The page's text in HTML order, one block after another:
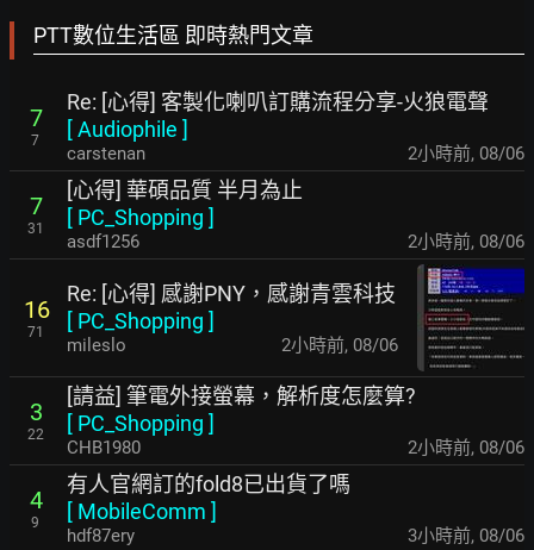
PTT數位生活區 即時熱門文章
7
7
Re: [心得] 客製化喇叭訂購流程分享-火狼電聲
[Audiophile ]
carstenan 2小時前, 08/06
7
31
[心得] 華碩品質 半月為止
[ PC_Shopping ]
asdf1256 2小時前, 08/06
16
71
Re: [心得] 感謝PNY，感謝青雲科技
[ PC_Shopping ]
mileslo 2小時前, 08/06
3
22
[請益] 筆電外接螢幕，解析度怎麼算?
[ PC_Shopping ]
CHB1980 2小時前, 08/06
4
9
有人官網訂的fold8已出貨了嗎
[ MobileComm ]
hdf87ery 3小時前, 08/06